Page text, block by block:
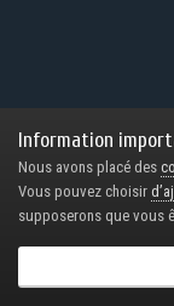
Navigation
Information
Nous avons placé des
Vous pouvez choisir
supposerons que vous